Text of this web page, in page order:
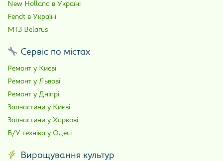
New Holland в Україні
Fendt в Україні
МТЗ Belarus
Сервіс по містах
Ремонт у Києві
Ремонт у Львові
Ремонт у Дніпрі
Запчастини у Києві
Запчастини у Харкові
Б/У техніка у Одесі
Вирощування культур